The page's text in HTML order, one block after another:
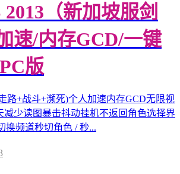
（新加坡服剑
速/内存GCD/一键
版
路+战斗+濒死)个人加速内存GCD无限视
减少读图暴击抖动挂机不返回角色选择界
换频道秒切角色 / 秒...